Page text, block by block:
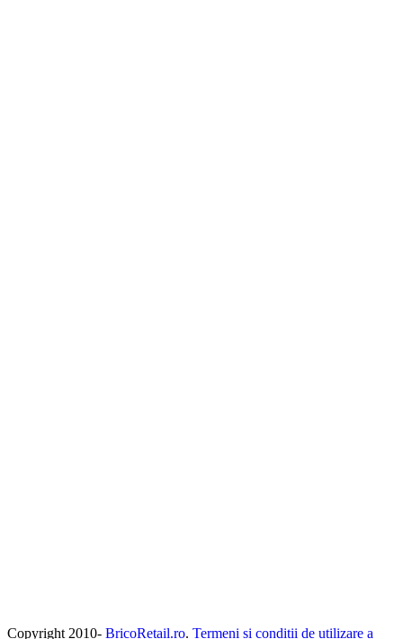
Copyright 2010- BricoRetail.ro. Termeni si conditii de utilizare a